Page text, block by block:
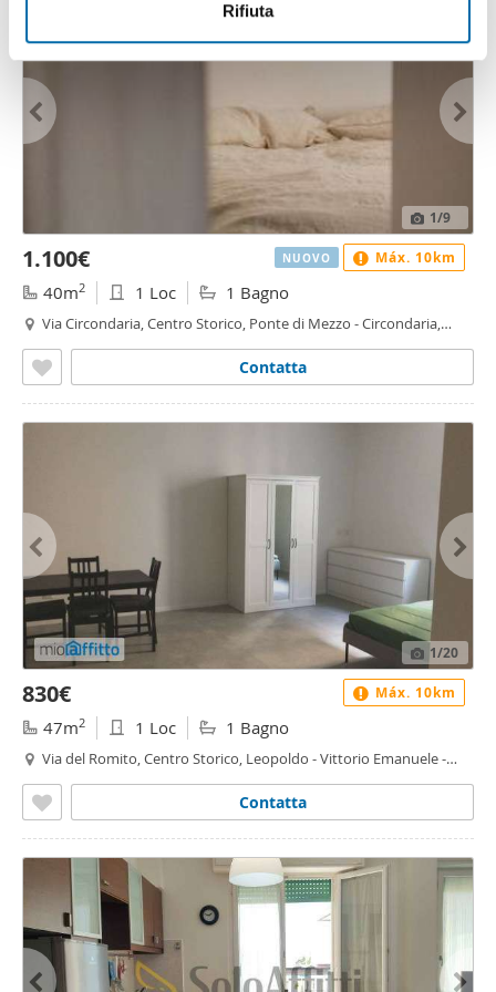
informazioni sul modo in cui utilizza il nostro sito con i
nostri partner che si occupano di analisi dei dati web,
pubblicità e social media, i quali potrebbero combinarle
con altre informazioni che ha fornito loro o che hanno
raccolto dal suo utilizzo dei loro servizi.
Rifiuta
1/9
1.100€
40m2 1 Loc 1 Bagno
Via Circondaria, Centro Storico, Ponte di Mezzo - Circondaria,
Contatta
NUOVO Máx. 10km
1/20
830€
47m2 1 Loc 1 Bagno
Via del Romito, Centro Storico, Leopoldo - Vittorio Emanuele -
Contatta
Máx. 10km